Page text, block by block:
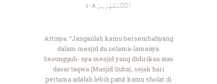
ٱلۡمُطَّهِّرِينَ ١٠٨
Artinya: “Janganlah kamu bersembahyang
dalam mesjid itu selama-lamanya.
Sesungguh- nya mesjid yang didirikan atas
dasar taqwa (Masjid Quba), sejak hari
pertama adalah lebih patut kamu sholat di